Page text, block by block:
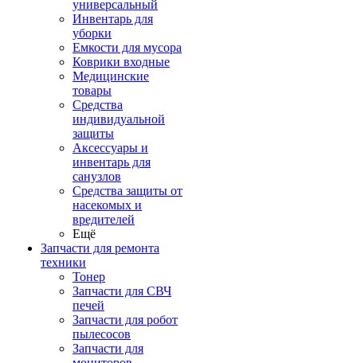
универсальный
Инвентарь для
уборки
Емкости для мусора
Коврики входные
Медицинские
товары
Средства
индивидуальной
защиты
Аксессуары и
инвентарь для
санузлов
Средства защиты от
насекомых и
вредителей
Ещё
Запчасти для ремонта
техники
Тонер
Запчасти для СВЧ
печей
Запчасти для робот
пылесосов
Запчасти для